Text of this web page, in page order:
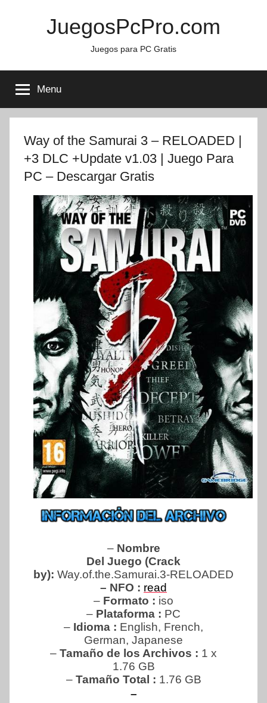
JuegosPcPro.com
Juegos para PC Gratis
Menu
Way of the Samurai 3 – RELOADED |
+3 DLC +Update v1.03 | Juego Para
PC – Descargar Gratis
– Nombre
Del Juego (Crack
by): Way.of.the.Samurai.3-RELOADED
– NFO : read
– Formato : iso
– Plataforma : PC
– Idioma : English, French,
German, Japanese
– Tamaño de los Archivos : 1 x
1.76 GB
– Tamaño Total : 1.76 GB
–